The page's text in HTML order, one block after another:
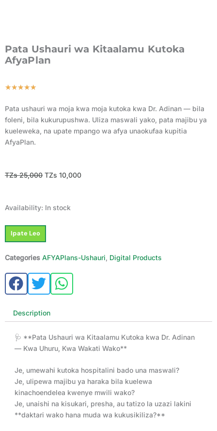
Pata Ushauri wa Kitaalamu Kutoka
AfyaPlan
★★★★★
out
of
5
Pata ushauri wa moja kwa moja kutoka kwa Dr. Adinan — bila
foleni, bila kukurupushwa. Uliza maswali yako, pata majibu ya
kueleweka, na upate mpango wa afya unaokufaa kupitia
AfyaPlan.
TZs25,000 Original
TZs 25,000.
TZs 10,000Current
Availability: In stock
Pata
wa
Kitaalamu
Kutoka
AfyaPlan
quantity
Ipate Leo
Categories AFYAPlans-Ushauri, Digital Products
Description
🩺 **Pata Ushauri wa Kitaalamu Kutoka kwa Dr. Adinan
— Kwa Uhuru, Kwa Wakati Wako**
Je, umewahi kutoka hospitalini bado una maswali?
Je, ulipewa majibu ya haraka bila kuelewa
kinachoendelea kwenye mwili wako?
Je, unaishi na kisukari, presha, au tatizo la uzazi lakini
**daktari wako hana muda wa kukusikiliza?**